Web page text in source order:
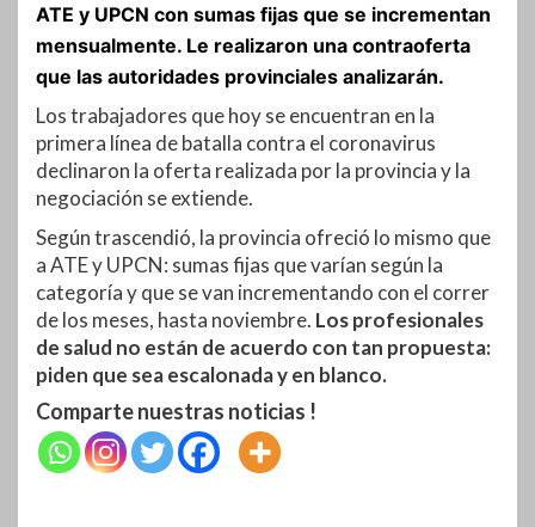
ATE y UPCN con sumas fijas que se incrementan
mensualmente. Le realizaron una contraoferta
que las autoridades provinciales analizarán.
Los trabajadores que hoy se encuentran en la
primera línea de batalla contra el coronavirus
declinaron la oferta realizada por la provincia y la
negociación se extiende.
Según trascendió, la provincia ofreció lo mismo que
a ATE y UPCN: sumas fijas que varían según la
categoría y que se van incrementando con el correr
de los meses, hasta noviembre. Los profesionales
de salud no están de acuerdo con tan propuesta:
piden que sea escalonada y en blanco.
Comparte nuestras noticias !